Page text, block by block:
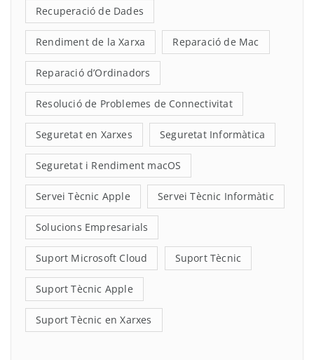
Recuperació de Dades
Rendiment de la Xarxa Reparació de Mac
Reparació d’Ordinadors
Resolució de Problemes de Connectivitat
Seguretat en Xarxes Seguretat Informàtica
Seguretat i Rendiment macOS
Servei Tècnic Apple Servei Tècnic Informàtic
Solucions Empresarials
Suport Microsoft Cloud Suport Tècnic
Suport Tècnic Apple
Suport Tècnic en Xarxes